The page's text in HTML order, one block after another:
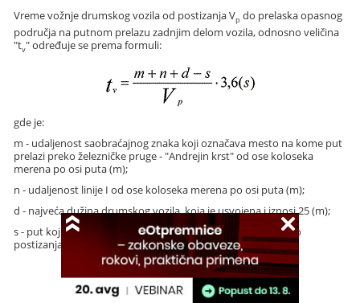
Vreme vožnje drumskog vozila od postizanja Vp do prelaska opasnog
područja na putnom prelazu zadnjim delom vozila, odnosno veličina
"tv" određuje se prema formuli:
gde je:
m - udaljenost saobraćajnog znaka koji označava mesto na kome put
prelazi preko železničke pruge - "Andrejin krst" od ose koloseka
merena po osi puta (m);
n - udaljenost linije I od ose koloseka merena po osi puta (m);
d - najveća dužina drumskog vozila, koja je usvojena i iznosi 25 (m);
s - put koji drumsko vozilo pređe od pokretanja iz tačke B do
postizanja Vp (m);